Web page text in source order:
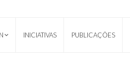
INICIATIVAS PUBLICAÇÕES